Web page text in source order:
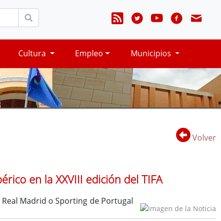
Cultura Empleo Municipios
Volver
en la XXVIII edición del TIFA
Madrid o Sporting de Portugal